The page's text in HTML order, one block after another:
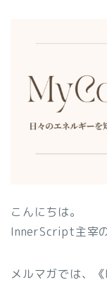
こんにちは。
InnerScript主宰
メルマガでは、